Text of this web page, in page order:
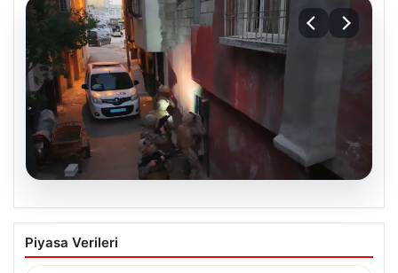
06.08.2026
İçişleri Bakanlığı’ndan Geniş Kapsamlı
Uyuşturucu Operasyonu Açıklaması
Piyasa Verileri